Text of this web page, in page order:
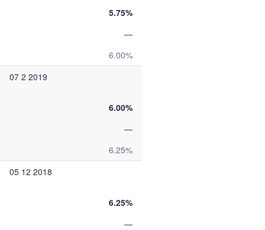
5.75%
—
6.00%
07 2 2019
6.00%
—
6.25%
05 12 2018
6.25%
—